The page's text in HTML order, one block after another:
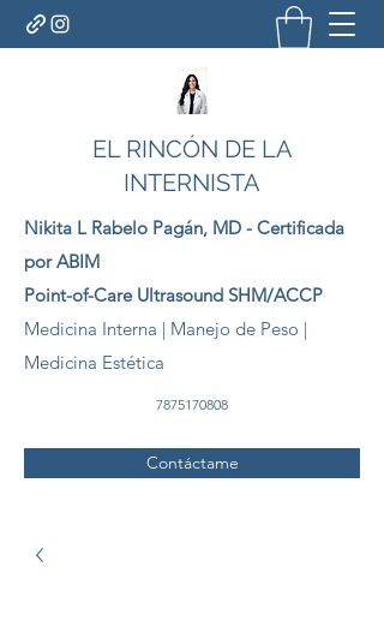
EL RINCÓN DE LA
INTERNISTA
Nikita L Rabelo Pagán, MD - Certificada
por ABIM
Point-of-Care Ultrasound SHM/ACCP
Medicina Interna | Manejo de Peso |
Medicina Estética
7875170808
Contáctame